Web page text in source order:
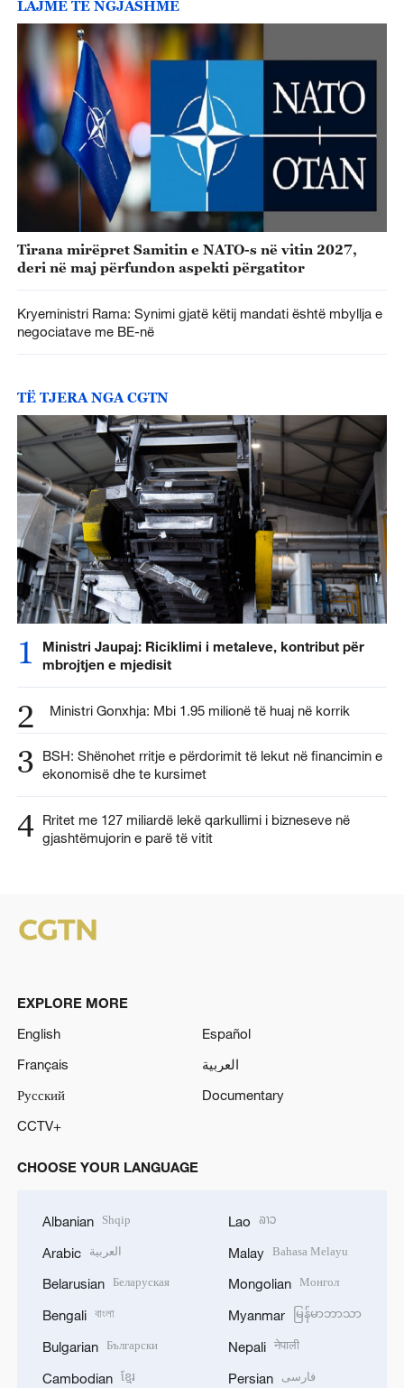
LAJME TË NGJASHME
Tirana mirëpret Samitin e NATO-s në vitin 2027,
deri në maj përfundon aspekti përgatitor
Kryeministri Rama: Synimi gjatë këtij mandati është mbyllja e
negociatave me BE-në
TË TJERA NGA CGTN
1
Ministri Jaupaj: Riciklimi i metaleve, kontribut për
mbrojtjen e mjedisit
2 Ministri Gonxhja: Mbi 1.95 milionë të huaj në korrik
3
BSH: Shënohet rritje e përdorimit të lekut në financimin e
ekonomisë dhe te kursimet
4 Rritet me 127 miliardë lekë qarkullimi i bizneseve në
gjashtëmujorin e parë të vitit
EXPLORE MORE
English
Español
Français
العربية
Русский
Documentary
CCTV+
CHOOSE YOUR LANGUAGE
Albanian Shqip
Arabic العربية
Belarusian Беларуская
Bengali বাংলা
Bulgarian Български
Cambodian ខ្មែរ
Lao ລາວ
Malay Bahasa Melayu
Mongolian Монгол
Myanmar မြန်မာဘာသာ
Nepali नेपाली
Persian فارسی